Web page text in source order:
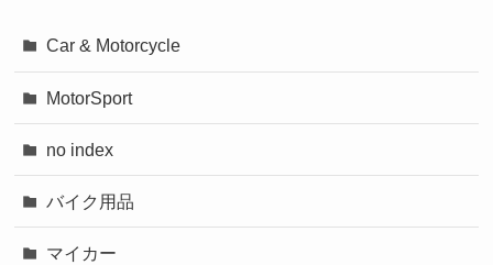
Car & Motorcycle
MotorSport
no index
バイク用品
マイカー